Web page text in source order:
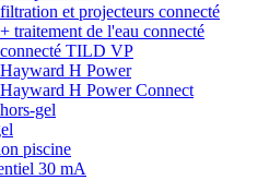
et projecteurs connecté
traitement de l'eau connecté
TILD VP
H Power
H Power Connect
gel
piscine
30 mA